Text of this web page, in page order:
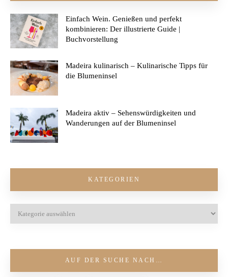
Einfach Wein. Genießen und perfekt
kombinieren: Der illustrierte Guide |
Buchvorstellung
Madeira kulinarisch – Kulinarische Tipps für
die Blumeninsel
Madeira aktiv – Sehenswürdigkeiten und
Wanderungen auf der Blumeninsel
KATEGORIEN
AUF DER SUCHE NACH…